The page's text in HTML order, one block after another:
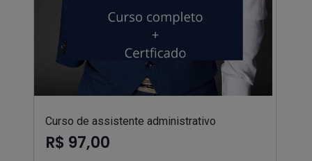
Curso de assistente administrativo
R$ 97,00